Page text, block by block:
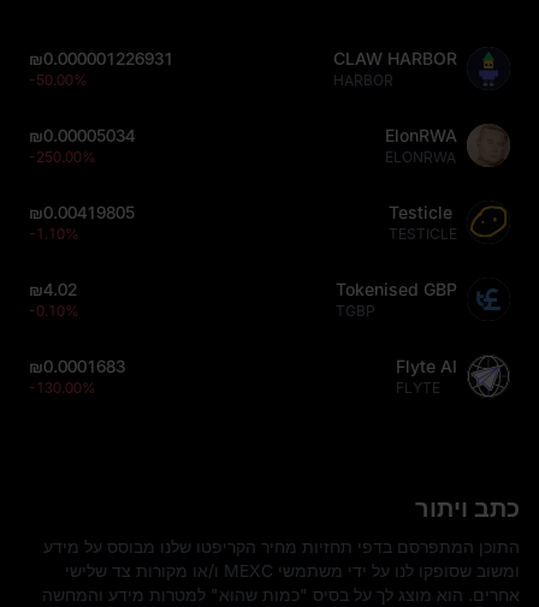
CLAW HARBOR
HARBOR
₪0.000001226931
-50.00%
ElonRWA
ELONRWA
₪0.00005034
-250.00%
Testicle
TESTICLE
₪0.00419805
-1.10%
Tokenised GBP
TGBP
₪4.02
-0.10%
Flyte AI
FLYTE
₪0.0001683
-130.00%
כתב ויתור
התוכן המתפרסם בדפי תחזיות מחיר הקריפטו שלנו מבוסס על מידע
ומשוב שסופקו לנו על ידי משתמשי MEXC ו/או מקורות צד שלישי
אחרים. הוא מוצג לך על בסיס "כמות שהוא" למטרות מידע והמחשה